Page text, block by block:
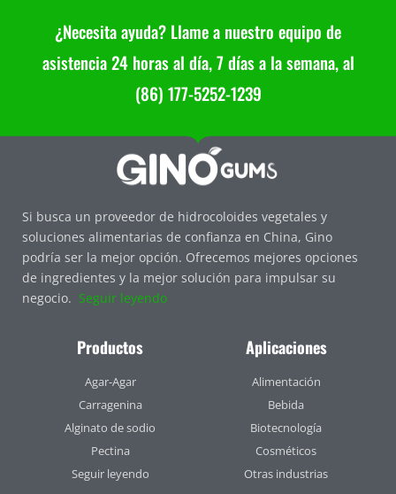
¿Necesita ayuda? Llame a nuestro equipo de
asistencia 24 horas al día, 7 días a la semana, al
(86) 177-5252-1239
Si busca un proveedor de hidrocoloides vegetales y
soluciones alimentarias de confianza en China, Gino
podría ser la mejor opción. Ofrecemos mejores opciones
de ingredientes y la mejor solución para impulsar su
negocio. Seguir leyendo
Productos
Agar-Agar
Carragenina
Alginato de sodio
Pectina
Seguir leyendo
Aplicaciones
Alimentación
Bebida
Biotecnología
Cosméticos
Otras industrias